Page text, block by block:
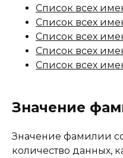
Список всех
Список всех
Список всех
Список всех
Список всех
Значение
Значение фамилии
количество данных,